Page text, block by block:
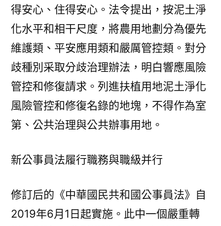
得安心、住得安心。法令提出，按泥土淨
化水平和相干尺度，將農用地劃分為優先
維護類、平安應用類和嚴厲管控類。對分
歧種別采取分歧治理辦法，明白響應風險
管控和修復請求。列進扶植用地泥土淨化
風險管控和修復名錄的地塊，不得作為室
第、公共治理與公共辦事用地。
新公事員法履行職務與職級并行
修訂后的《中華國民共和國公事員法》自
2019年6月1日起實施。此中一個嚴重轉